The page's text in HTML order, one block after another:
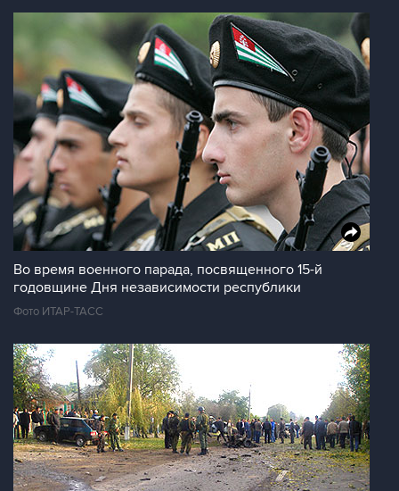
Во время военного парада, посвященного 15-й
годовщине Дня независимости республики
Фото ИТАР-ТАСС